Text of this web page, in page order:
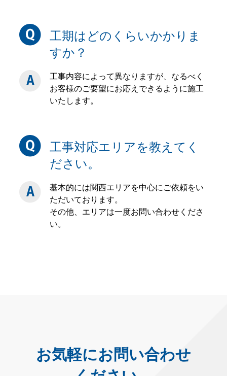
工期はどのくらいかかりま
すか？
工事内容によって異なりますが、なるべく
お客様のご要望にお応えできるように施工
いたします。
工事対応エリアを教えてく
ださい。
基本的には関西エリアを中心にご依頼をい
ただいております。
その他、エリアは一度お問い合わせくださ
い。
お気軽にお問い合わせ